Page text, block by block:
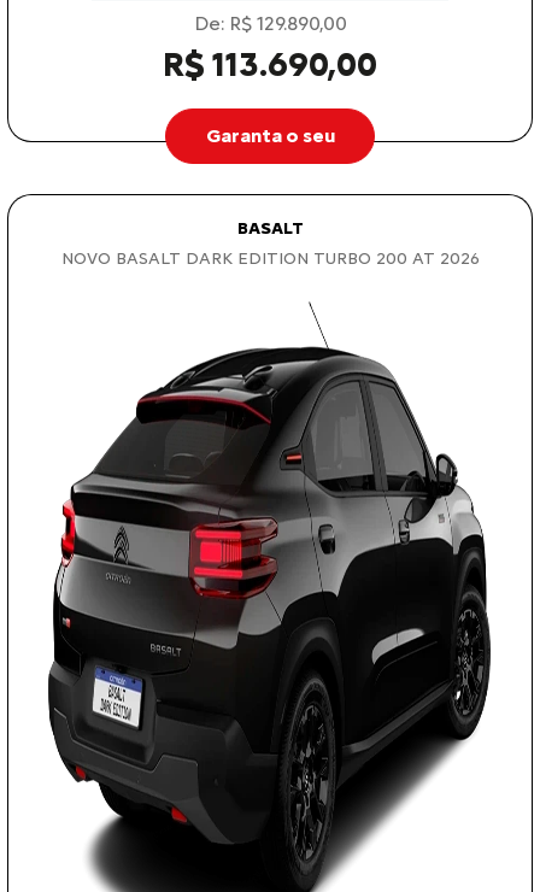
De: R$ 129.890,00
R$ 113.690,00
Garanta o seu
BASALT
NOVO BASALT DARK EDITION TURBO 200 AT 2026